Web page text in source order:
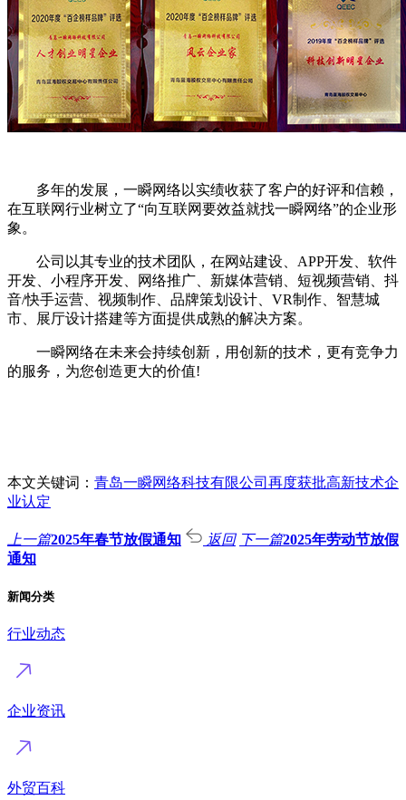
多年的发展，一瞬网络以实绩收获了客户的好评和信赖，
在互联网行业树立了“向互联网要效益就找一瞬网络”的企业形
象。
公司以其专业的技术团队，在网站建设、APP开发、软件
开发、小程序开发、网络推广、新媒体营销、短视频营销、抖
音/快手运营、视频制作、品牌策划设计、VR制作、智慧城
市、展厅设计搭建等方面提供成熟的解决方案。
一瞬网络在未来会持续创新，用创新的技术，更有竞争力
的服务，为您创造更大的价值!
本文关键词： 青岛一瞬网络科技有限公司再度获批高新技术企
业认定
上一篇2025年春节放假通知 返回 下一篇2025年劳动节放假
通知
新闻分类
行业动态
企业资讯
外贸百科